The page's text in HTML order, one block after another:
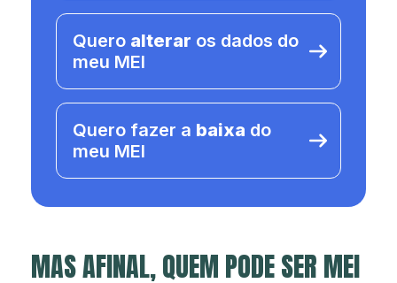
Quero alterar os dados do
meu MEI
Quero fazer a baixa do
meu MEI
MAS AFINAL, QUEM PODE SER MEI